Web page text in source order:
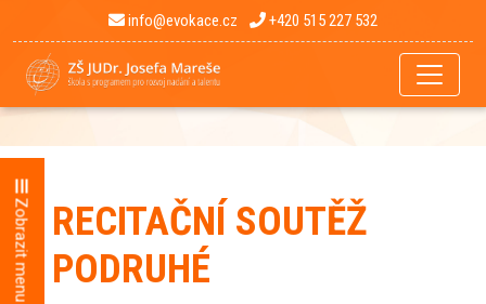
info@evokace.cz +420 515 227 532
RECITAČNÍ SOUTĚŽ
PODRUHÉ
Zobrazit menu